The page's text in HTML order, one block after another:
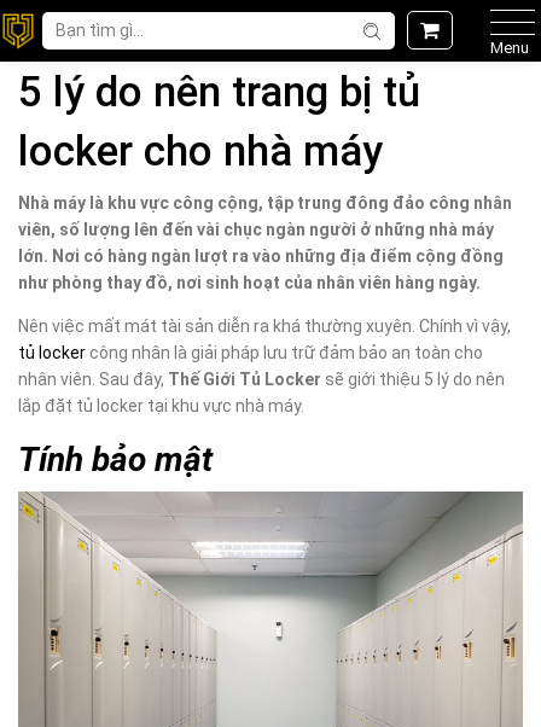
Menu
5 lý do nên trang bị tủ
locker cho nhà máy
Nhà máy là khu vực công cộng, tập trung đông đảo công nhân
viên, số lượng lên đến vài chục ngàn người ở những nhà máy
lớn. Nơi có hàng ngàn lượt ra vào những địa điểm cộng đồng
như phòng thay đồ, nơi sinh hoạt của nhân viên hàng ngày.
Nên việc mất mát tài sản diễn ra khá thường xuyên. Chính vì vậy,
tủ locker công nhân là giải pháp lưu trữ đảm bảo an toàn cho
nhân viên. Sau đây, Thế Giới Tủ Locker sẽ giới thiệu 5 lý do nên
lắp đặt tủ locker tại khu vực nhà máy.
Tính bảo mật